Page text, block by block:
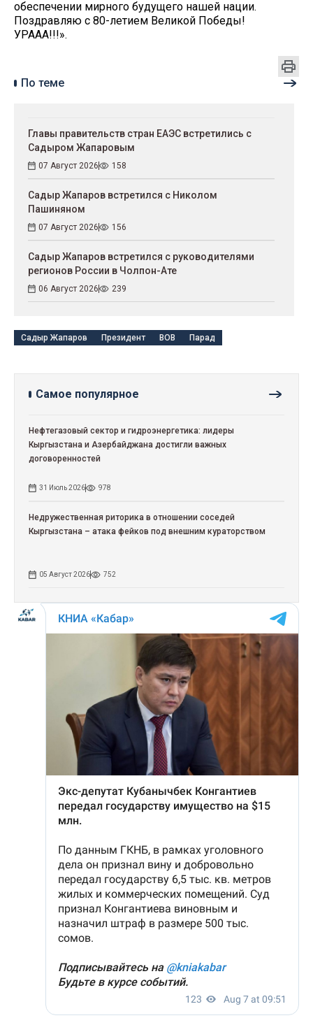
обеспечении мирного будущего нашей нации.
Поздравляю с 80-летием Великой Победы!
УРААА!!!».
По теме
Главы правительств стран ЕАЭС встретились с
Садыром Жапаровым
07 Август 2026 158
Садыр Жапаров встретился с Николом
Пашиняном
07 Август 2026 156
Садыр Жапаров встретился с руководителями
регионов России в Чолпон-Ате
06 Август 2026 239
Садыр Жапаров Президент ВОВ Парад
Самое популярное
Нефтегазовый сектор и гидроэнергетика: лидеры
Кыргызстана и Азербайджана достигли важных
договоренностей
31 Июль 2026 978
Недружественная риторика в отношении соседей
Кыргызстана – атака фейков под внешним кураторством
05 Август 2026 752